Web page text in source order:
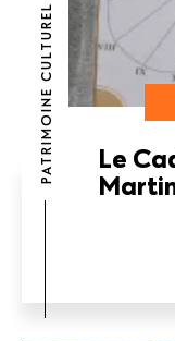
PATRIMOINE CULTUREL
Le